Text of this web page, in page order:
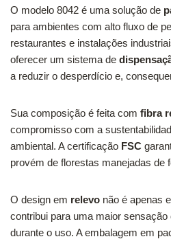
O modelo 8042 é uma solução de
para ambientes com alto fluxo de
restaurantes e instalações
oferecer um sistema de
a reduzir o desperdício e,
Sua composição é feita com fibra
compromisso com a
ambiental. A certificação FSC
provém de florestas manejadas de
O design em relevo não é apenas
contribui para uma maior
durante o uso. A embalagem em